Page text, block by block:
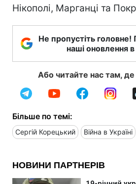
Нікополі, Марганці та
Не пропустіть головне!
наші оновлення
Або читайте нас там,
Більше по темі:
Сергій Корецький Війна в Україні